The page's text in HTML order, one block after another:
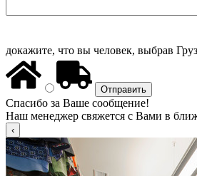
докажите, что вы человек, выбрав
Спасибо за Ваше сообщение!
Наш менеджер свяжется с Вами в